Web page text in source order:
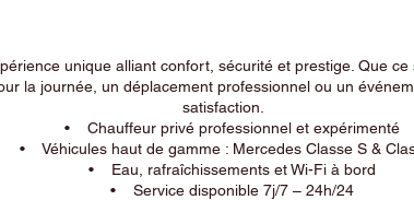
unique alliant confort, sécurité et prestige. Que
la journée, un déplacement professionnel ou un
satisfaction.
• Chauffeur privé professionnel et expérimenté
• Véhicules haut de gamme : Mercedes Classe S &
• Eau, rafraîchissements et Wi-Fi à bord
• Service disponible 7j/7 – 24h/24